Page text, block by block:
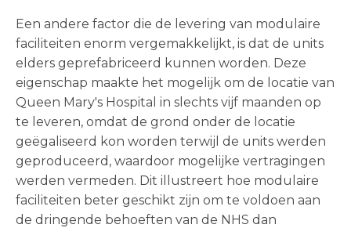
Een andere factor die de levering van modulaire
faciliteiten enorm vergemakkelijkt, is dat de units
elders geprefabriceerd kunnen worden. Deze
eigenschap maakte het mogelijk om de locatie van
Queen Mary's Hospital in slechts vijf maanden op
te leveren, omdat de grond onder de locatie
geëgaliseerd kon worden terwijl de units werden
geproduceerd, waardoor mogelijke vertragingen
werden vermeden. Dit illustreert hoe modulaire
faciliteiten beter geschikt zijn om te voldoen aan
de dringende behoeften van de NHS dan